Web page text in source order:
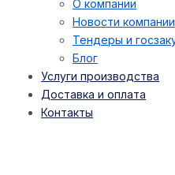
О компании
Новости компании
Тендеры и
Блог
Услуги производства
Доставка и оплата
Контакты